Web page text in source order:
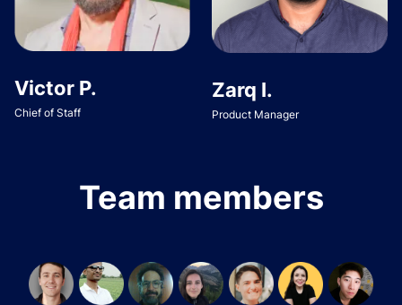
Victor P.
Chief of Staff
Zarq I.
Product Manager
Team members